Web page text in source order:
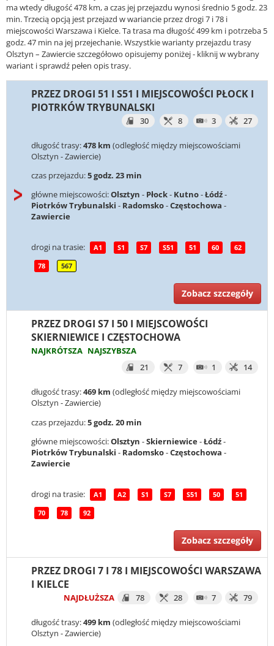
ma wtedy długość 478 km, a czas jej przejazdu wynosi średnio 5 godz. 23
min. Trzecią opcją jest przejazd w wariancie przez drogi 7 i 78 i
miejscowości Warszawa i Kielce. Ta trasa ma długość 499 km i potrzeba 5
godz. 47 min na jej przejechanie. Wszystkie warianty przejazdu trasy
Olsztyn – Zawiercie szczegółowo opisujemy poniżej - kliknij w wybrany
wariant i sprawdź pełen opis trasy.
PRZEZ DROGI 51 I S51 I MIEJSCOWOŚCI PŁOCK I
PIOTRKÓW TRYBUNALSKI
30 8 3 27
długość trasy:478 km (odległość między miejscowościami
Olsztyn - Zawiercie)
czas przejazdu:5 godz. 23 min
główne miejscowości:Olsztyn - Płock- Kutno-Łódź-
Piotrków Trybunalski - Radomsko-Częstochowa -
Zawiercie
drogi na trasie: A1 S1 S7 S51 51 60 62
78 567
Zobacz szczegóły
PRZEZ DROGI S7 I 50 I MIEJSCOWOŚCI
SKIERNIEWICE I CZĘSTOCHOWA
NAJKRÓTSZA NAJSZYBSZA
21
7 1 14
długość trasy:469 km (odległość między miejscowościami
Olsztyn - Zawiercie)
czas przejazdu:5 godz. 20 min
główne miejscowości:Olsztyn -Skierniewice-Łódź-
Piotrków Trybunalski - Radomsko-Częstochowa -
Zawiercie
drogi na trasie: A1 A2 S1 S7 S51 50 51
70 78 92
Zobacz szczegóły
PRZEZ DROGI 7 I 78 I MIEJSCOWOŚCI WARSZAWA
I KIELCE
NAJDŁUŻSZA 78 28 7 79
długość trasy:499 km (odległość między miejscowościami
Olsztyn - Zawiercie)